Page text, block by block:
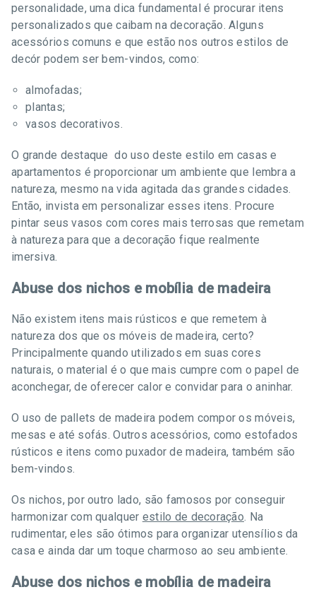
personalidade, uma dica fundamental é procurar itens
personalizados que caibam na decoração. Alguns
acessórios comuns e que estão nos outros estilos de
decór podem ser bem-vindos, como:
almofadas;
plantas;
vasos decorativos.
O grande destaque do uso deste estilo em casas e
apartamentos é proporcionar um ambiente que lembra a
natureza, mesmo na vida agitada das grandes cidades.
Então, invista em personalizar esses itens. Procure
pintar seus vasos com cores mais terrosas que remetam
à natureza para que a decoração fique realmente
imersiva.
Abuse dos nichos e mobília de madeira
Não existem itens mais rústicos e que remetem à
natureza dos que os móveis de madeira, certo?
Principalmente quando utilizados em suas cores
naturais, o material é o que mais cumpre com o papel de
aconchegar, de oferecer calor e convidar para o aninhar.
O uso de pallets de madeira podem compor os móveis,
mesas e até sofás. Outros acessórios, como estofados
rústicos e itens como puxador de madeira, também são
bem-vindos.
Os nichos, por outro lado, são famosos por conseguir
harmonizar com qualquer estilo de decoração. Na
rudimentar, eles são ótimos para organizar utensílios da
casa e ainda dar um toque charmoso ao seu ambiente.
Abuse dos nichos e mobília de madeira